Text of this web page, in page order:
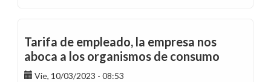
facturas
pagadas
de
Tarifa de empleado, la empresa nos
aboca a los organismos de consumo
Vie, 10/03/2023 - 08:53